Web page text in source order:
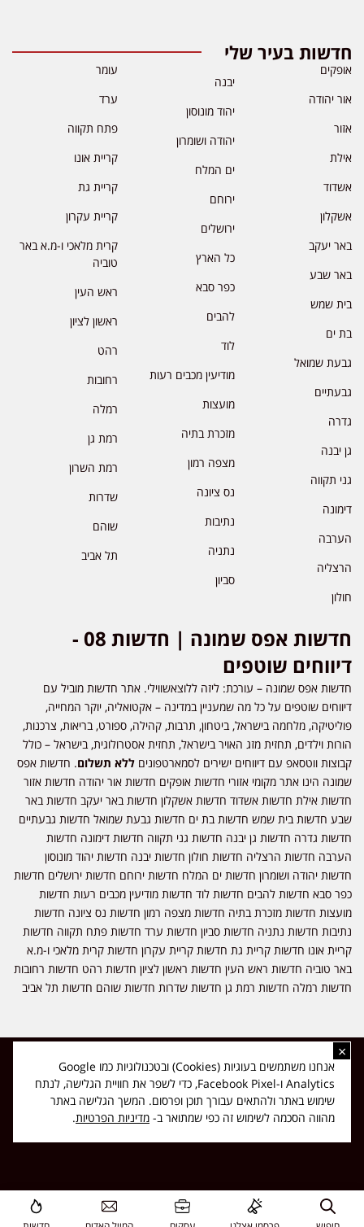
חדשות בעיר שלי
אופקים
אור יהודה
אזור
אילת
אשדוד
אשקלון
באר יעקב
באר שבע
בית שמש
בת ים
גבעת שמואל
גבעתיים
גדרה
גן יבנה
גני תקווה
דימונה
הערבה
הרצליה
חולון
יבנה
יהוד מונוסון
יהודה ושומרון
ים המלח
ירוחם
ירושלים
כל הארץ
כפר סבא
להבים
לוד
מודיעין מכבים רעות
מועצות
מזכרת בתיה
מצפה רמון
נס ציונה
נתיבות
נתניה
סביון
עומר
ערד
פתח תקווה
קריית אונו
קריית גת
קריית עקרון
קרית מלאכי ו-מ.א באר
טוביה
ראש העין
ראשון לציון
רהט
רחובות
רמלה
רמת גן
רמת השרון
שדרות
שוהם
תל אביב
חדשות אפס שמונה | חדשות 08 -
דיווחים שוטפים
חדשות אפס שמונה – עורכת: ליזה ללוצאשווילי. אתר חדשות מוביל עם
דיווחים שוטפים על כל מה שמעניין במדינה – אקטואליה, יוקר המחייה,
פוליטיקה, מלחמה בישראל, ביטחון, תרבות, קהילה, ספורט, בריאות, צרכנות,
הורות וילדים, תחזית מזג האויר בישראל, תחזית אסטרולוגית, בישראל – כולל
קבוצות ווטסאפ עם דיווחים ישירים לסמארטפונים ללא תשלום. חדשות אפס
שמונה הינו אתר מקומי אזורי חדשות אופקים חדשות אור יהודה חדשות אזור
חדשות אילת חדשות אשדוד חדשות אשקלון חדשות באר יעקב חדשות באר
שבע חדשות בית שמש חדשות בת ים חדשות גבעת שמואל חדשות גבעתיים
חדשות גדרה חדשות גן יבנה חדשות גני תקווה חדשות דימונה חדשות
הערבה חדשות הרצליה חדשות חולון חדשות יבנה חדשות יהוד מונוסון
חדשות יהודה ושומרון חדשות ים המלח חדשות ירוחם חדשות ירושלים חדשות
כפר סבא חדשות להבים חדשות לוד חדשות מודיעין מכבים רעות חדשות
מועצות חדשות מזכרת בתיה חדשות מצפה רמון חדשות נס ציונה חדשות
נתיבות חדשות נתניה חדשות סביון חדשות ערד חדשות פתח תקווה חדשות
קריית אונו חדשות קריית גת חדשות קריית עקרון חדשות קרית מלאכי ו-מ.א
באר טוביה חדשות ראש העין חדשות ראשון לציון חדשות רהט חדשות רחובות
חדשות רמלה חדשות רמת גן חדשות שדרות חדשות שוהם חדשות תל אביב
כל הזכויות שמורות ל-ליזה ללוצאשווילי - חדשות אפס שמונה - דיווחים בזמן
אמת, נוסד בשנת 2019 | טל' לפרסומים 054-9759222 מייל מערכת
news08.net@gmail.com
Made with ❤ byDIGITA
×
אנחנו משתמשים בעוגיות (Cookies) ובטכנולוגיות כמו Google
Analytics ו-Facebook Pixel, כדי לשפר את חוויית הגלישה, לנתח
שימוש באתר ולהתאים עבורך תוכן ופרסום. המשך הגלישה באתר
מהווה הסכמה לשימוש זה כפי שמתואר ב- מדיניות הפרטיות.